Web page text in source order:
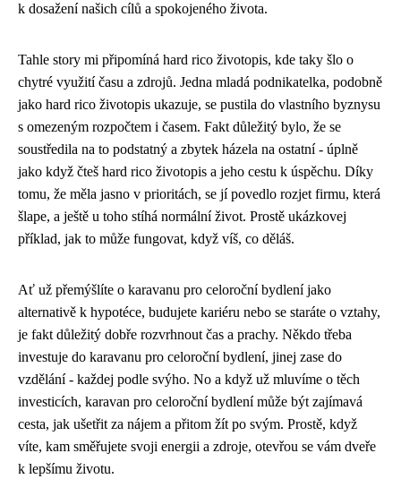
k dosažení našich cílů a spokojeného života.
Tahle story mi připomíná hard rico životopis, kde taky šlo o
chytré využití času a zdrojů. Jedna mladá podnikatelka, podobně
jako hard rico životopis ukazuje, se pustila do vlastního byznysu
s omezeným rozpočtem i časem. Fakt důležitý bylo, že se
soustředila na to podstatný a zbytek házela na ostatní - úplně
jako když čteš hard rico životopis a jeho cestu k úspěchu. Díky
tomu, že měla jasno v prioritách, se jí povedlo rozjet firmu, která
šlape, a ještě u toho stíhá normální život. Prostě ukázkovej
příklad, jak to může fungovat, když víš, co děláš.
Ať už přemýšlíte o karavanu pro celoroční bydleníjako
alternativě k hypotéce, budujete kariéru nebo se staráte o vztahy,
je fakt důležitý dobře rozvrhnout čas a prachy. Někdo třeba
investuje do karavanu pro celoroční bydlení, jinej zase do
vzdělání - každej podle svýho. No a když už mluvíme o těch
investicích, karavan pro celoroční bydlení může být zajímavá
cesta, jak ušetřit za nájem a přitom žít po svým. Prostě, když
víte, kam směřujete svoji energii a zdroje, otevřou se vám dveře
k lepšímu životu.